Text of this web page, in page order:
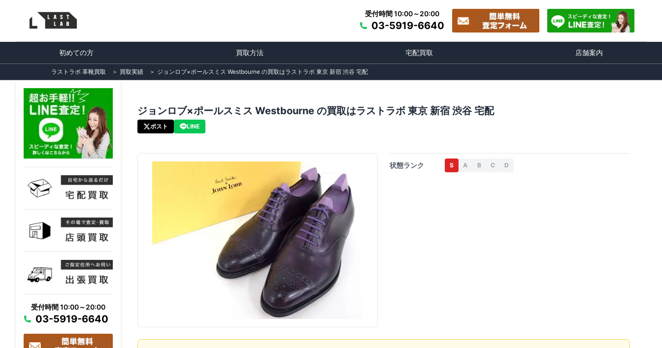
受付時間 10:00～20:00
03-5919-6640
初めての方 買取方法 宅配買取 店舗案内
ラストラボ 革靴買取 ＞ 買取実績 ＞ ジョンロブ×ポールスミス Westbourne の買取はラストラボ 東京 新宿 渋谷 宅配
受付時間 10:00～20:00
03-5919-6640
ジョンロブ×ポールスミス Westbourne の買取はラストラボ 東京 新宿 渋谷 宅配
ポスト LINE
状態ランク S A B C D